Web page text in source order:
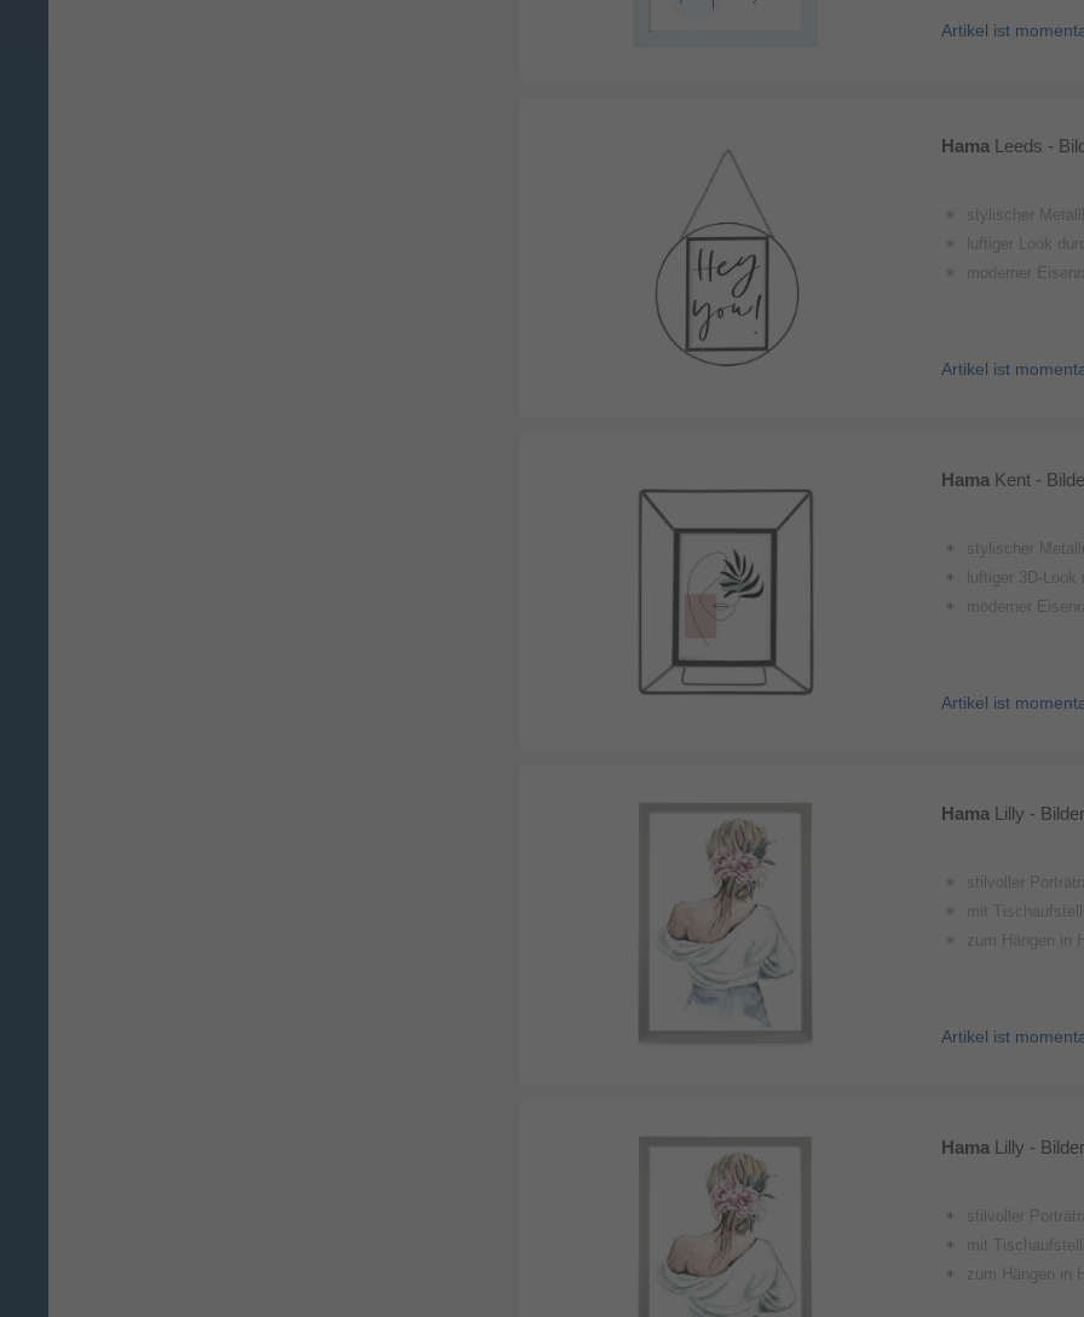
Artikel ist
Hama Leeds -
stylischer Metallbilderrahmen im
luftiger Look
moderner
Artikel ist
Hama Kent -
stylischer Metallrahmen im Industriedesign mit
luftiger 3D-Look mit
moderner Eisenrahmen im
Artikel ist
Hama Lilly -
stilvoller
mit
zum Hängen in
Artikel ist
Hama Lilly -
stilvoller
mit
zum Hängen in